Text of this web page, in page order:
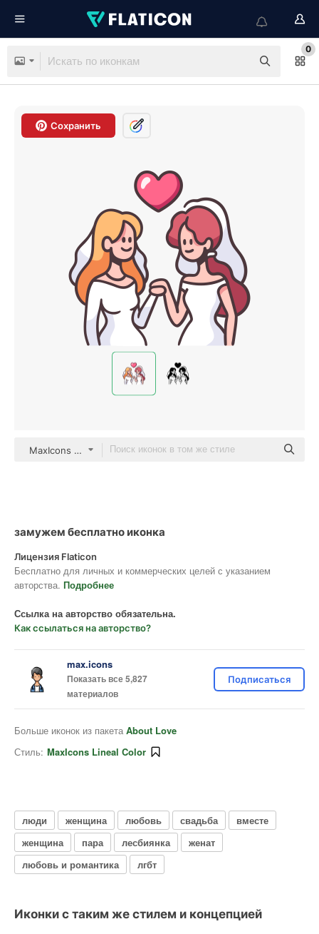
0
Сохранить
MaxIcons Lineal color
замужем бесплатно иконка
Лицензия Flaticon
Бесплатно для личных и коммерческих целей с указанием
авторства. Подробнее
Ссылка на авторство обязательна.
Как ссылаться на авторство?
max.icons
Показать все 5,827
материалов
Подписаться
Больше иконок из пакета About Love
Стиль: MaxIcons Lineal Color
люди женщина любовь свадьба
вместе
женщина
пара лесбиянка
женат
любовь и романтика
лгбт
Иконки с таким же стилем и концепцией